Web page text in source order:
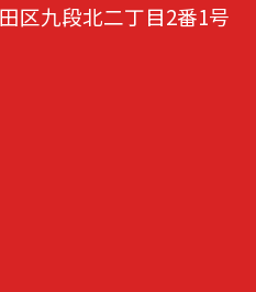
区九段北二丁目2番1号